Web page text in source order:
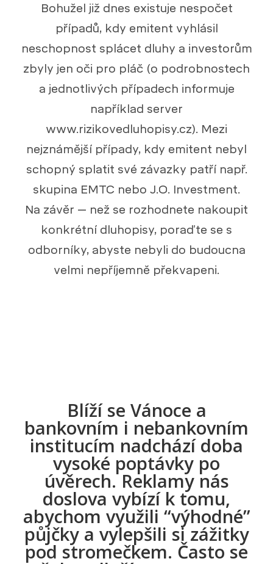
Bohužel již dnes existuje nespočet
případů, kdy emitent vyhlásil
neschopnost splácet dluhy a investorům
zbyly jen oči pro pláč (o podrobnostech
a jednotlivých případech informuje
například server
www.rizikovedluhopisy.cz). Mezi
nejznámější případy, kdy emitent nebyl
schopný splatit své závazky patří např.
skupina EMTC nebo J.O. Investment.
Na závěr – než se rozhodnete nakoupit
konkrétní dluhopisy, poraďte se s
odborníky, abyste nebyli do budoucna
velmi nepříjemně překvapeni.
Blíží se Vánoce a
bankovním i nebankovním
institucím nadchází doba
vysoké poptávky po
úvěrech. Reklamy nás
doslova vybízí k tomu,
abychom využili “výhodné”
půjčky a vylepšili si zážitky
pod stromečkem. Často se